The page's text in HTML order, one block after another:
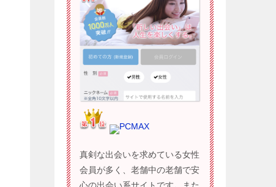
PCMAX
真剣な出会いを求めている女性
会員が多く、老舗中の老舗で安